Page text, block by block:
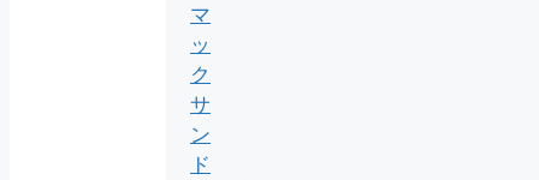
マ
ッ
ク
サ
ン
ド